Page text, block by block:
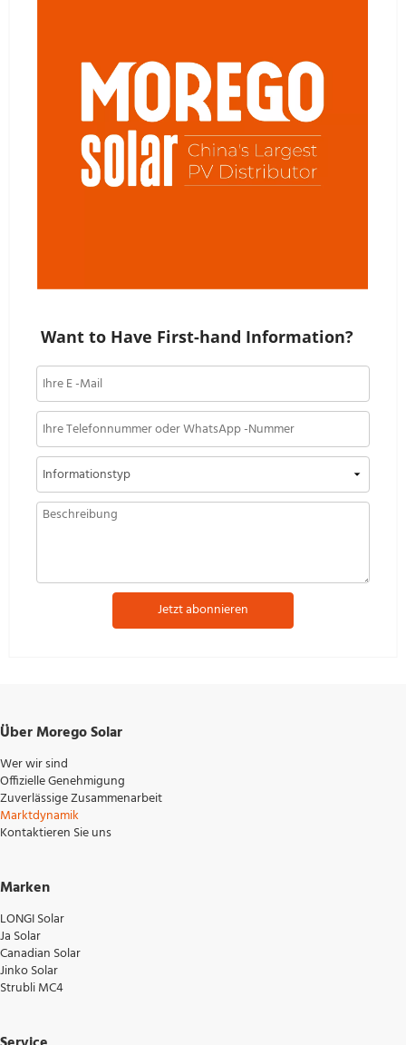
Want to Have First-hand Information?
Jetzt abonnieren
Über Morego Solar
Wer wir sind
Offizielle Genehmigung
Zuverlässige Zusammenarbeit
Marktdynamik
Kontaktieren Sie uns
Marken
LONGI Solar
Ja Solar
Canadian Solar
Jinko Solar
Strubli MC4